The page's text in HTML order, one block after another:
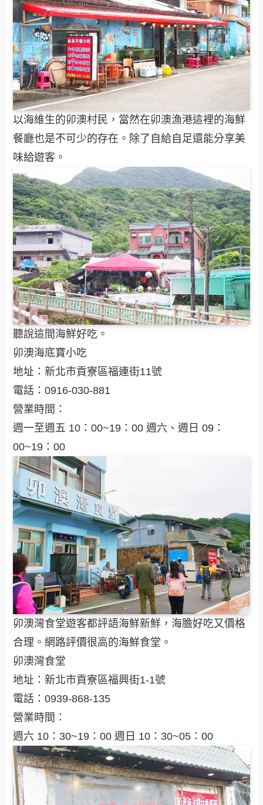
以海維生的卯澳村民，當然在卯澳漁港這裡的海鮮
餐廳也是不可少的存在。除了自給自足還能分享美
味給遊客。
聽說這間海鮮好吃。
卯澳海底寶小吃
地址：新北市貢寮區福連街11號
電話：0916-030-881
營業時間：
週一至週五 10：00~19：00 週六、週日 09：
00~19：00
卯澳灣食堂遊客都評語海鮮新鮮，海膽好吃又價格
合理。網路評價很高的海鮮食堂。
卯澳灣食堂
地址：新北市貢寮區福興街1-1號
電話：0939-868-135
營業時間：
週六 10：30~19：00 週日 10：30~05：00